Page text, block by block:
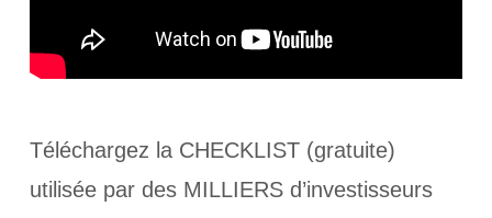
Téléchargez la CHECKLIST (gratuite)
utilisée par des MILLIERS d’investisseurs